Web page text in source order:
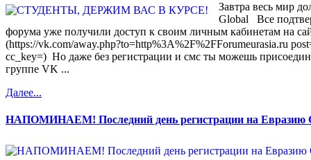
Завтра весь мир
Global Все
форума уже получили доступ к своим личным кабинетам на
(https://vk.com/away.php?to=http%3A%2F%2FForumeurasia.ru
cc_key=) Но даже без регистрации и смс ты можешь
группе VK ...
Далее...
НАПОМИНАЕМ! Последний день регистрации на Евразию